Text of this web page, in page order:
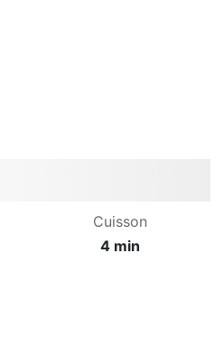
Cuisson
4 min